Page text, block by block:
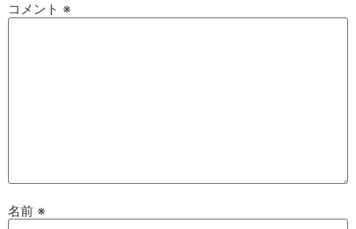
コメント ※
名前 ※